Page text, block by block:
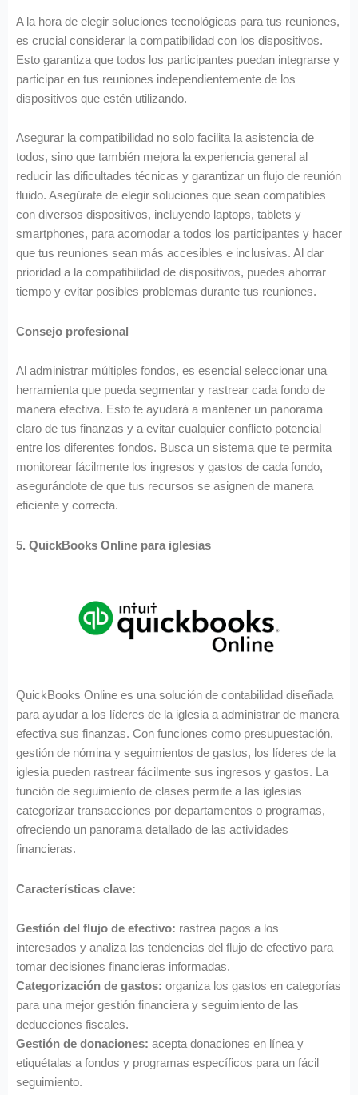
A la hora de elegir soluciones tecnológicas para tus reuniones,
es crucial considerar la compatibilidad con los dispositivos.
Esto garantiza que todos los participantes puedan integrarse y
participar en tus reuniones independientemente de los
dispositivos que estén utilizando.
Asegurar la compatibilidad no solo facilita la asistencia de
todos, sino que también mejora la experiencia general al
reducir las dificultades técnicas y garantizar un flujo de reunión
fluido. Asegúrate de elegir soluciones que sean compatibles
con diversos dispositivos, incluyendo laptops, tablets y
smartphones, para acomodar a todos los participantes y hacer
que tus reuniones sean más accesibles e inclusivas. Al dar
prioridad a la compatibilidad de dispositivos, puedes ahorrar
tiempo y evitar posibles problemas durante tus reuniones.
Consejo profesional
Al administrar múltiples fondos, es esencial seleccionar una
herramienta que pueda segmentar y rastrear cada fondo de
manera efectiva. Esto te ayudará a mantener un panorama
claro de tus finanzas y a evitar cualquier conflicto potencial
entre los diferentes fondos. Busca un sistema que te permita
monitorear fácilmente los ingresos y gastos de cada fondo,
asegurándote de que tus recursos se asignen de manera
eficiente y correcta.
5. QuickBooks Online para iglesias
QuickBooks Online es una solución de contabilidad diseñada
para ayudar a los líderes de la iglesia a administrar de manera
efectiva sus finanzas. Con funciones como presupuestación,
gestión de nómina y seguimientos de gastos, los líderes de la
iglesia pueden rastrear fácilmente sus ingresos y gastos. La
función de seguimiento de clases permite a las iglesias
categorizar transacciones por departamentos o programas,
ofreciendo un panorama detallado de las actividades
financieras.
Características clave:
Gestión del flujo de efectivo: rastrea pagos a los
interesados y analiza las tendencias del flujo de efectivo para
tomar decisiones financieras informadas.
Categorización de gastos: organiza los gastos en categorías
para una mejor gestión financiera y seguimiento de las
deducciones fiscales.
Gestión de donaciones: acepta donaciones en línea y
etiquétalas a fondos y programas específicos para un fácil
seguimiento.